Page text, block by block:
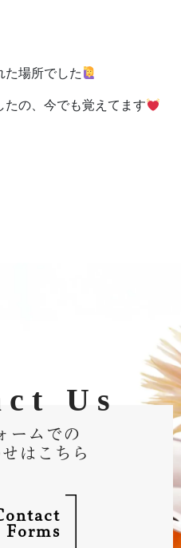
た場所でした
の、今でも覚えてます
Us
ームでの
はこちら
Forms